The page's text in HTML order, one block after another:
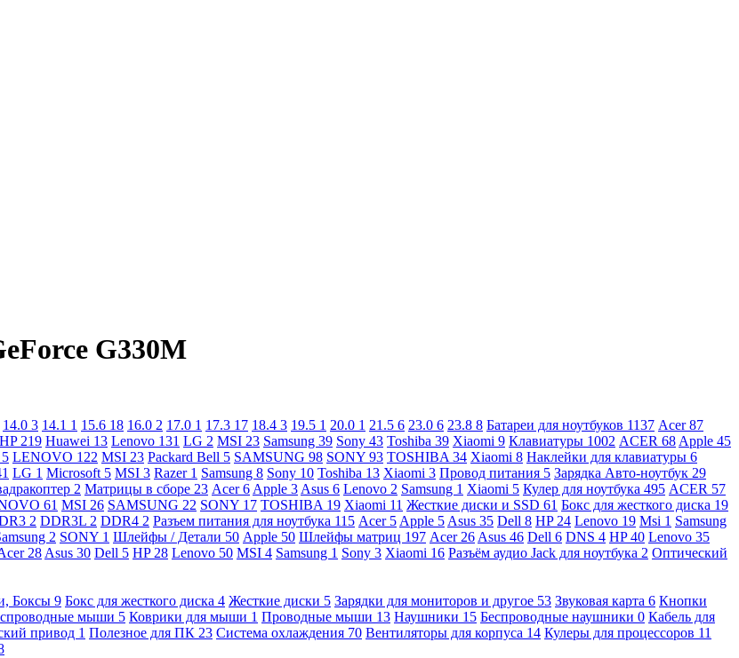
G330M
14.0 3 14.1 1 15.6 18 16.0 2 17.0 1 17.3 17 18.4 3 19.5 1 20.0 1 21.5 6 23.0 6 23.8 8 Батареи для ноутбуков 1137 Acer87
HP 219 Huawei 13 Lenovo 131 LG 2 MSI 23 Samsung 39 Sony 43 Toshiba 39 Xiaomi 9 Клавиатуры 1002 ACER 68 Apple 45
5 LENOVO 122 MSI 23 Packard Bell 5 SAMSUNG 98 SONY 93 TOSHIBA 34 Xiaomi 8 Наклейки для клавиатуры 6
LG 1 Microsoft 5 MSI 3 Razer 1 Samsung 8 Sony 10 Toshiba 13 Xiaomi 3 Провод питания 5 Зарядка Авто-ноутбук 29
2 Матрицы в сборе 23 Acer6 Apple 3 Asus 6 Lenovo 2 Samsung 1 Xiaomi 5 Кулер для ноутбука 495 ACER 57
61 MSI 26 SAMSUNG 22 SONY 17 TOSHIBA 19 Xiaomi 11 Жесткие диски и SSD 61 Бокс для жесткого диска 19
2 DDR3L 2 DDR4 2 Разъем питания для ноутбука 115 Acer 5 Apple 5 Asus 35 Dell 8 HP 24 Lenovo 19 Msi 1 Samsung
2 SONY 1 Шлейфы / Детали 50 Apple 50 Шлейфы матриц 197 Acer 26 Asus 46 Dell 6 DNS 4 HP40 Lenovo 35
28 Asus 30 Dell 5 HP 28 Lenovo 50 MSI 4 Samsung 1 Sony 3 Xiaomi 16 Разъём аудио Jack для ноутбука 2 Оптический
Боксы 9 Бокс для жесткого диска 4 Жесткие диски 5 Зарядки для мониторов и другое 53 Звуковая карта 6 Кнопки
мыши 5 Коврики для мыши 1 Проводные мыши 13 Наушники 15 Беспроводные наушники 0 Кабель для
привод 1 Полезное для ПК 23 Система охлаждения 70 Вентиляторы для корпуса 14 Кулеры для процессоров 11